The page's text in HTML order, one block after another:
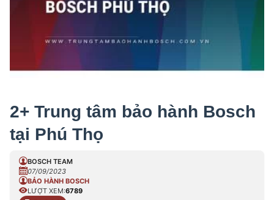
2+ Trung tâm bảo hành Bosch
tại Phú Thọ
BOSCH TEAM
07/09/2023
BẢO HÀNH BOSCH
LƯỢT XEM:6789